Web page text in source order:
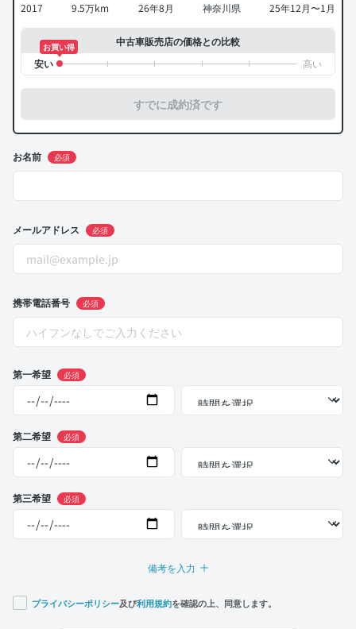
2017 9.5万km 26年8月 神奈川県 25年12月〜1月
中古車販売店の価格との比較
お買い得
すでに成約済です
お名前 必須
メールアドレス 必須
携帯電話番号 必須
第一希望 必須
第二希望 必須
第三希望 必須
備考を入力
プライバシーポリシー及び利用規約を確認の上、同意します。